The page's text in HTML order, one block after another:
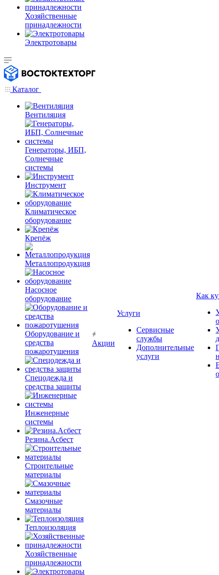
Хозяйственные
принадлежности
Электротовары
Каталог
Вентиляция
Генераторы, ИБП,
Солнечные
системы
Инструмент
Климатическое
оборудование
Крепёж
Металлопродукция
Насосное
оборудование
Оборудование и
средства
пожаротушения
Спецодежда и
средства защиты
Инженерные
системы
Резина.Асбест
Строительные
материалы
Смазочные
материалы
Теплоизоляция
Хозяйственные
принадлежности
Акции
Услуги
Сервисные
службы
Дополнительные
услуги
Как